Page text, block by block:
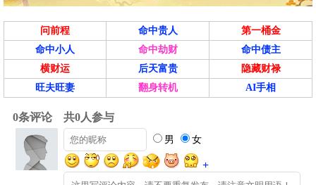
问前程 命中贵人
第一桶金
命中小人
命中劫财
命中债主
横财运
后天富贵
隐藏财禄
旺夫旺妻
翻身转机 AI手相